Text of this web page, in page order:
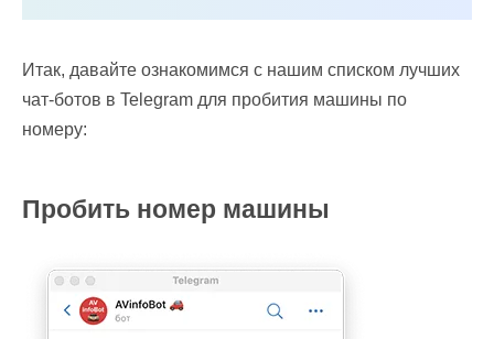
Итак, давайте ознакомимся с нашим списком лучших
чат-ботов в Telegram для пробития машины по
номеру:
Пробить номер машины